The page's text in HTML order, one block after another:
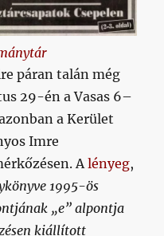
páran talán még
29-én a Vasas 6–
a Kerület
Imre
Alényeg,
1995-ös
„e” alpontja
kiállított